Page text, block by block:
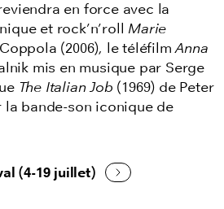
en force avec la
et rock’n’roll Marie
(2006), le téléfilmAnna
mis en musique par Serge
The Italian Job (1969) de Peter
bande-son iconique de
(4-19 juillet)